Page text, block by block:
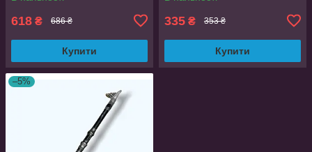
618 ₴ 686 ₴
Купити
335 ₴ 353 ₴
Купити
–5%